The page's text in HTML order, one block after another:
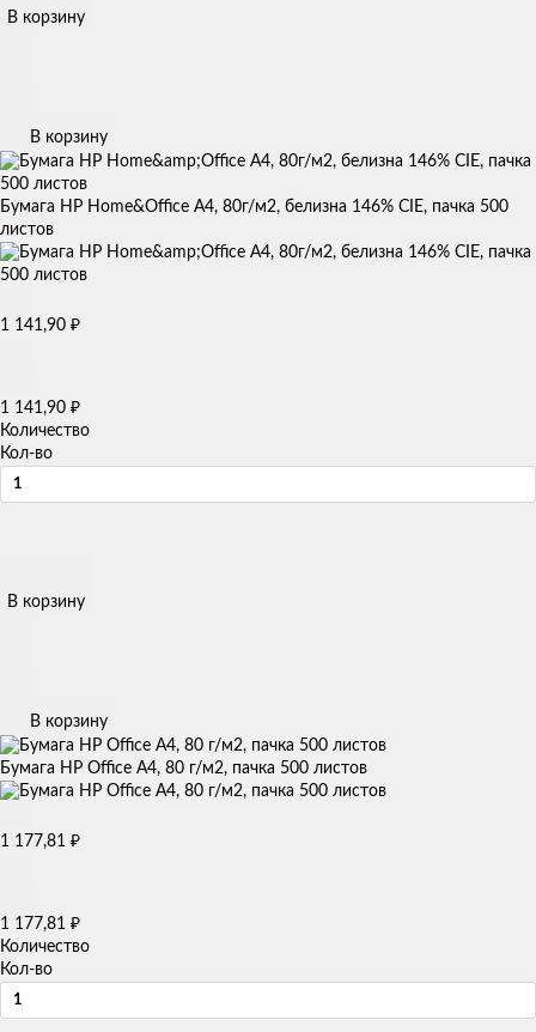
В корзину
В корзину
Бумага HP Home&Office А4, 80г/м2, белизна 146% CIE, пачка 500
листов
1 141,90 ₽
1 141,90 ₽
Количество
Кол-во
В корзину
В корзину
Бумага HP Office А4, 80 г/м2, пачка 500 листов
1 177,81 ₽
1 177,81 ₽
Количество
Кол-во